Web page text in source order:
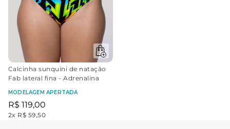
Calcinha sunquíni de natação
Fab lateral fina - Adrenalina
MODELAGEM APERTADA
R$ 119,00
2x R$ 59,50